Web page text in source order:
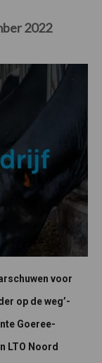
2022
voor
op de weg’-
Goeree-
LTO Noord